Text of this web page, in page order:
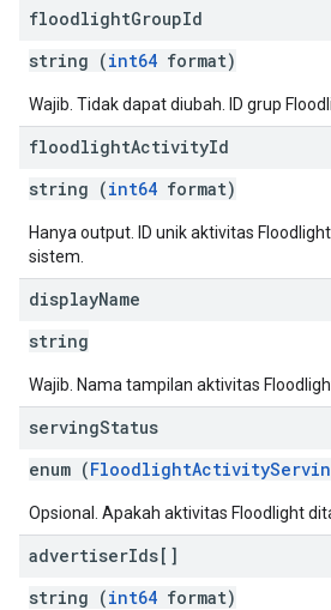
floodlightGroupId
string (int64 format)
Wajib. Tidak dapat diubah. ID grup
floodlightActivityId
string (int64 format)
Hanya output. ID unik aktivitas
sistem.
displayName
string
Wajib. Nama tampilan aktivitas
servingStatus
enum (
Opsional. Apakah aktivitas Floodlight
advertiserIds[]
string (int64 format)